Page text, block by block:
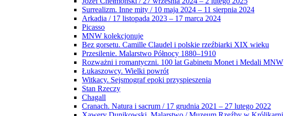
Surrealizm. Inne mity / 10 maja 2024 – 11 sierpnia 2024
Arkadia / 17 listopada 2023 – 17 marca 2024
Picasso
MNW kolekcjonuje
Bez gorsetu. Camille Claudel i polskie rzeźbiarki XIX wieku
Przesilenie. Malarstwo Północy 1880–1910
Rozważni i romantyczni. 100 lat Gabinetu Monet i Medali MNW
Łukaszowcy. Wielki powrót
Witkacy. Sejsmograf epoki przyspieszenia
Stan Rzeczy
Chagall
Cranach. Natura i sacrum / 17 grudnia 2021 – 27 lutego 2022